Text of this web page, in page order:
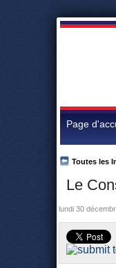
Page
Le
Toutes les
lundi 30